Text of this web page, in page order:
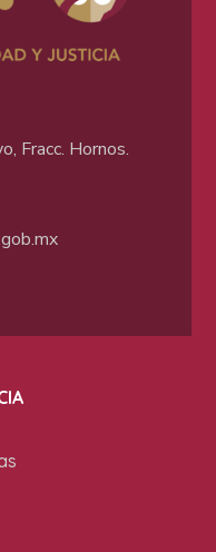
Fracc. Hornos.